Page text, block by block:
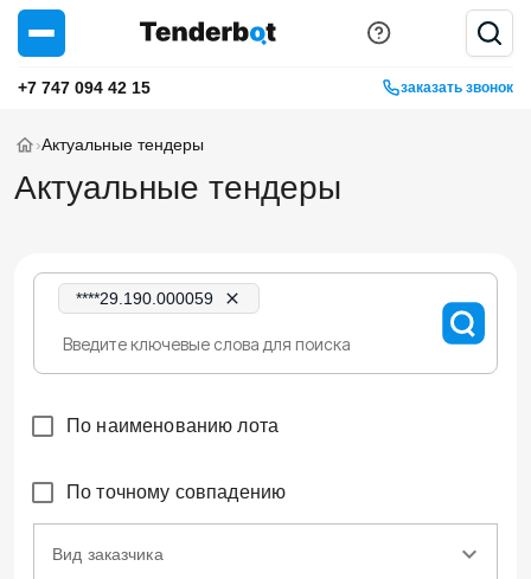
+7 747 094 42 15 заказать звонок
›Актуальные тендеры
Актуальные тендеры
****29.190.000059
По наименованию лота
По точному совпадению
Вид заказчика